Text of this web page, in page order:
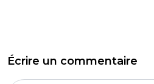
Écrire un commentaire